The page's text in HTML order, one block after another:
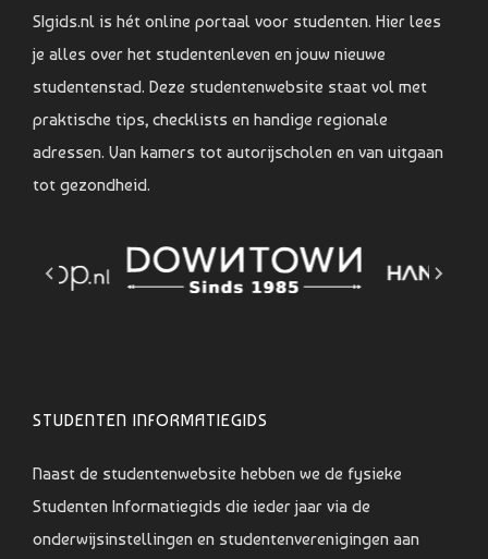
SIgids.nl is hét online portaal voor studenten. Hier lees
je alles over het studentenleven en jouw nieuwe
studentenstad. Deze studentenwebsite staat vol met
praktische tips, checklists en handige regionale
adressen. Van kamers tot autorijscholen en van uitgaan
tot gezondheid.
STUDENTEN INFORMATIEGIDS
Naast de studentenwebsite hebben we de fysieke
Studenten Informatiegids die ieder jaar via de
onderwijsinstellingen en studentenverenigingen aan